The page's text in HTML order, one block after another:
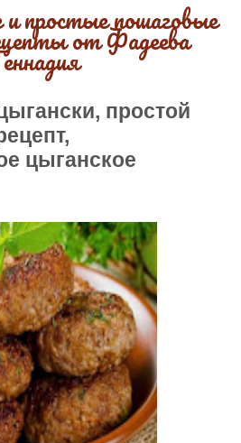
простые пошаговые
от Фадеева
простой
цыганское